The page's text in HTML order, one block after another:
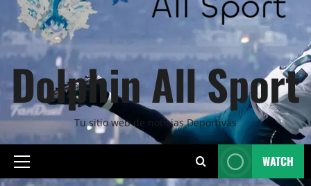
Dolphin All Sport
Tu sitio web de noticias Deportivas
Primary
WATCH